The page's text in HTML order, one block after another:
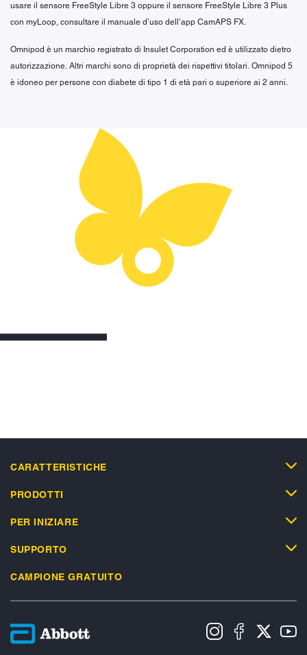
usare il sensore FreeStyle Libre 3 oppure il sensore FreeStyle Libre 3 Plus
con myLoop, consultare il manuale d’uso dell’app CamAPS FX.
Omnipod è un marchio registrato di Insulet Corporation ed è utilizzato dietro
autorizzazione. Altri marchi sono di proprietà dei rispettivi titolari. Omnipod 5
è idoneo per persone con diabete di tipo 1 di età pari o superiore ai 2 anni.
CARATTERISTICHE
PRODOTTI
PER INIZIARE
SUPPORTO
CAMPIONE GRATUITO